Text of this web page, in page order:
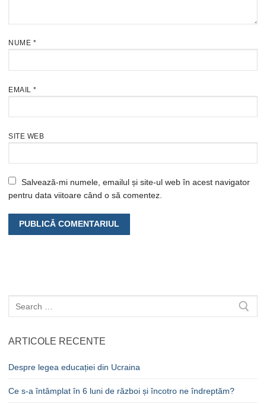
NUME *
EMAIL *
SITE WEB
Salvează-mi numele, emailul și site-ul web în acest navigator
pentru data viitoare când o să comentez.
Caută
după:
ARTICOLE RECENTE
Despre legea educației din Ucraina
Ce s-a întâmplat în 6 luni de război și încotro ne îndreptăm?